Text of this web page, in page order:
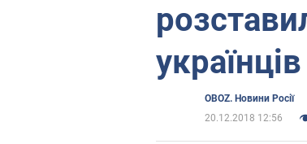
українців
OBOZ. Новини Росії
20.12.2018 12:56